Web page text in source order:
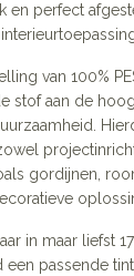
en perfect
van 100%
stof aan de
gordijnen,
in maar liefst
een passende